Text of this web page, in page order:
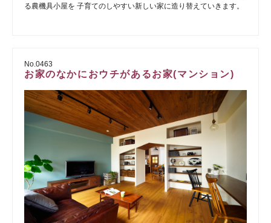
る農機具小屋を 子育てのしやすい新しい家に造り替えていきます。
No.0463
お家のなかにおウチがあるお家(マンション)